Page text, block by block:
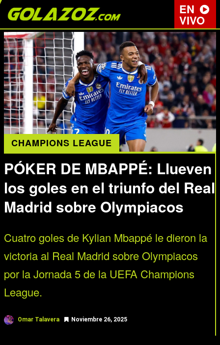
EN
VIVO
CHAMPIONS LEAGUE
PÓKER DE MBAPPÉ: Llueven
los goles en el triunfo del Real
Madrid sobre Olympiacos
Cuatro goles de Kylian Mbappé le dieron la
victoria al Real Madrid sobre Olympiacos
por la Jornada 5 de la UEFA Champions
League.
Omar Talavera Noviembre 26, 2025